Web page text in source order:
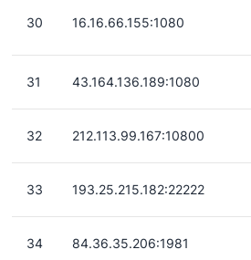
30 16.16.66.155:1080
31 43.164.136.189:1080
32 212.113.99.167:10800
33 193.25.215.182:22222
34 84.36.35.206:1981